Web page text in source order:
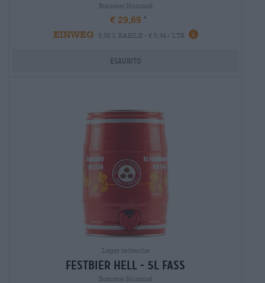
Brauerei Hummel
€ 29,69
EINWEG
5,00 L BARILE - € 5,94 / LTR
Esaurito
Lager tedesche
festbier hell - 5l fass
Brauerei Hummel